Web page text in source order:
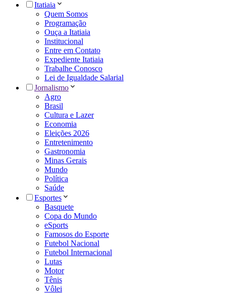
Itatiaia
Quem Somos
Programação
Ouça a Itatiaia
Institucional
Entre em Contato
Expediente Itatiaia
Trabalhe Conosco
Lei de Igualdade Salarial
Jornalismo
Agro
Brasil
Cultura e Lazer
Economia
Eleições 2026
Entretenimento
Gastronomia
Minas Gerais
Mundo
Política
Saúde
Esportes
Basquete
Copa do Mundo
eSports
Famosos do Esporte
Futebol Nacional
Futebol Internacional
Lutas
Motor
Tênis
Vôlei